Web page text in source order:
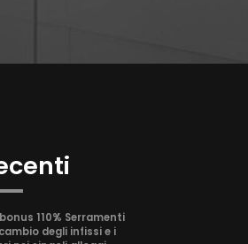
110% Serramenti
degli infissi e i